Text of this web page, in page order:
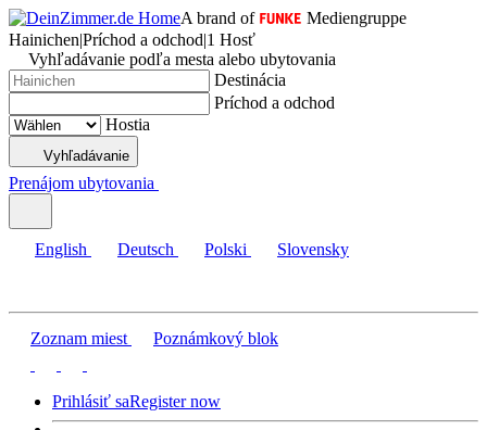
A brand of
Mediengruppe
Hainichen|Príchod a odchod|1 Hosť
Vyhľadávanie podľa mesta alebo ubytovania
Destinácia
Príchod a odchod
Hostia
Vyhľadávanie
Prenájom ubytovania
English Deutsch Polski Slovensky
Zoznam miest Poznámkový blok
Prihlásiť saRegister now